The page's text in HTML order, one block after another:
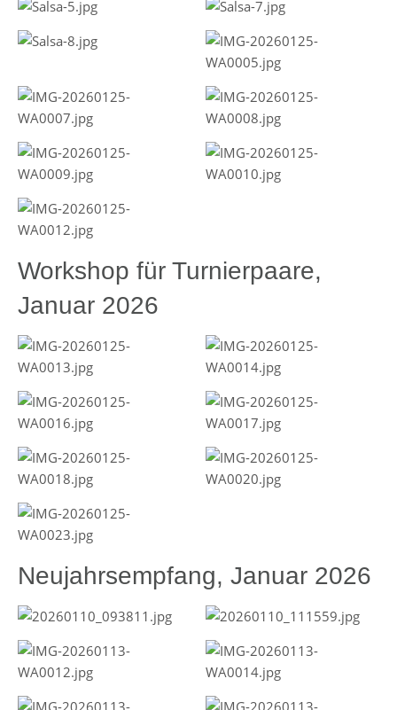
Workshop für Turnierpaare,
Januar 2026
Neujahrsempfang, Januar 2026